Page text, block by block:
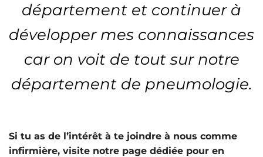
département et continuer à
développer mes connaissances
car on voit de tout sur notre
département de pneumologie.
Si tu as de l’intérêt à te joindre à nous comme
infirmière, visite notre page dédiée pour en